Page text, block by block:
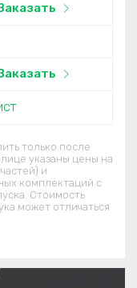
только после
указаны цены на
и
комплектаций c
Стоимость
может отличаться